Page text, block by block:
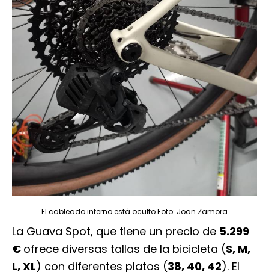
El cableado interno está oculto Foto: Joan Zamora
La Guava Spot, que tiene un precio de 5.299
€ ofrece diversas tallas de la bicicleta (S, M,
L, XL) con diferentes platos (38, 40, 42). El